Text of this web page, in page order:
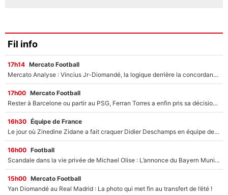
Fil info
17h14 Mercato Football
Mercato Analyse : Vincius Jr-Diomandé, la logique derrière la concordance des temps
17h00 Mercato Football
Rester à Barcelone ou partir au PSG, Ferran Torres a enfin pris sa décision : La course contre la montre est lancée !
16h30 Équipe de France
Le jour où Zinedine Zidane a fait craquer Didier Deschamps en équipe de France : «Je m’en suis voulu», l’ancien sélectionneur a regretté son geste !
16h00 Football
Scandale dans la vie privée de Michael Olise : L’annonce du Bayern Munich sur son enfant caché
15h00 Mercato Football
Yan Diomandé au Real Madrid : La photo qui met fin au transfert de l’été !